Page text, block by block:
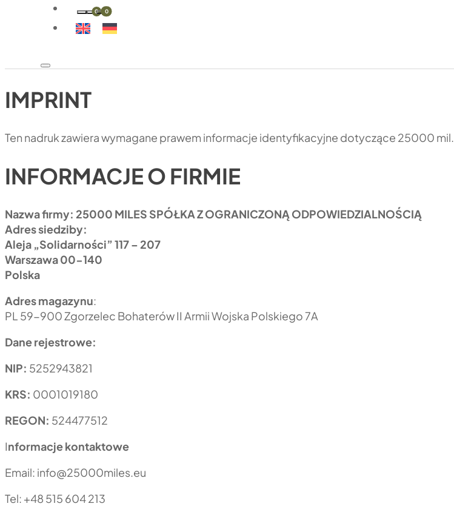
0 0
IMPRINT
Ten nadruk zawiera wymagane prawem informacje identyfikacyjne dotyczące 25000 mil.
INFORMACJE O FIRMIE
Nazwa firmy: 25000 MILES SPÓŁKA Z OGRANICZONĄ ODPOWIEDZIALNOŚCIĄ
Adres siedziby:
Aleja „Solidarności” 117 – 207
Warszawa 00-140
Polska
Adres magazynu:
PL 59-900 Zgorzelec Bohaterów II Armii Wojska Polskiego 7A
Dane rejestrowe:
NIP: 5252943821
KRS: 0001019180
REGON: 524477512
Informacje kontaktowe
Email: info@25000miles.eu
Tel: +48 515 604 213